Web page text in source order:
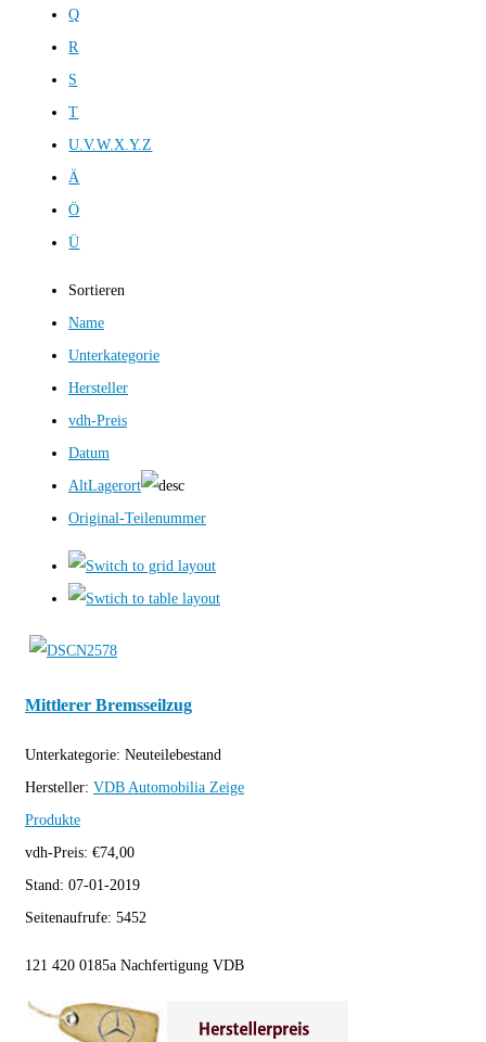
Q
R
S
T
U.V.W.X.Y.Z
Ä
Ö
Ü
Sortieren
Name
Unterkategorie
Hersteller
vdh-Preis
Datum
AltLagerort
Original-Teilenummer
Mittlerer Bremsseilzug
Unterkategorie: Neuteilebestand
Hersteller: VDB Automobilia Zeige
Produkte
vdh-Preis: €74,00
Stand: 07-01-2019
Seitenaufrufe: 5452
121 420 0185a Nachfertigung VDB